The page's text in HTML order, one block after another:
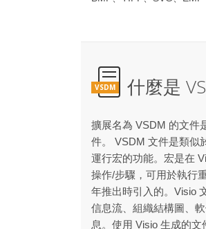
VSDM 什麼是
擴展名為 VSDM 的文件
件。 VSDM 文件是類似
運行宏的功能。宏是在
操作/步驟，可用於執行
年推出時引入的。Visio
信息流、組織結構圖、
息。使用 Visio 生成的文